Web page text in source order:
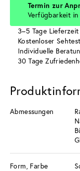
Termin zur
Verfügbarkeit
3–5 Tage
Kostenloser
Individuelle
30 Tage
Abmessungen
Form, Farbe